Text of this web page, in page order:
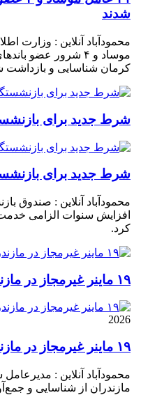
شدند
موساد و ۴ شرور عضو
کرمان شناسایی و بازداشت
شرط جدید برای
شرط جدید برای
محمودآباد آنلاین : صندوق
افزایش سنوات الزامی
کرد.
۱۹ ماینر غیرمجاز در مازندران از مدار خارج شد
2026
۱۹ ماینر غیرمجاز در مازندران از مدار خارج شد
محمودآباد آنلاین :